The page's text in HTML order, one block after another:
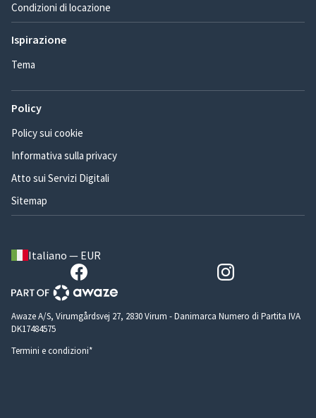
Condizioni di locazione
Ispirazione
Tema
Policy
Policy sui cookie
Informativa sulla privacy
Atto sui Servizi Digitali
Sitemap
Italiano — EUR
Awaze A/S, Virumgårdsvej 27, 2830 Virum - Danimarca Numero di Partita IVA
DK17484575
Termini e condizioni*